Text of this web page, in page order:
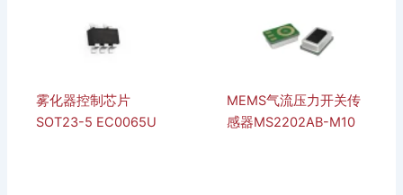
雾化器控制芯片
SOT23-5 EC0065U
MEMS气流压力开关传
感器MS2202AB-M10